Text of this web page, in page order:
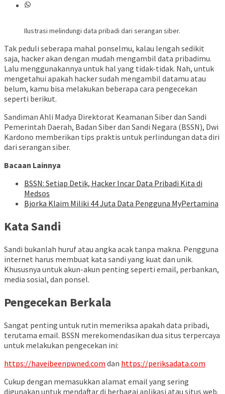
Ilustrasi melindungi data pribadi dari serangan siber.
Tak peduli seberapa mahal ponselmu, kalau lengah sedikit
saja, hacker akan dengan mudah mengambil data pribadimu.
Lalu menggunakannya untuk hal yang tidak-tidak. Nah, untuk
mengetahui apakah hacker sudah mengambil datamu atau
belum, kamu bisa melakukan beberapa cara pengecekan
seperti berikut.
Sandiman Ahli Madya Direktorat Keamanan Siber dan Sandi
Pemerintah Daerah, Badan Siber dan Sandi Negara (BSSN), Dwi
Kardono memberikan tips praktis untuk perlindungan data diri
dari serangan siber.
Bacaan Lainnya
BSSN: Setiap Detik, Hacker Incar Data Pribadi Kita di
Medsos
Bjorka Klaim Miliki 44 Juta Data Pengguna MyPertamina
Kata Sandi
Sandi bukanlah huruf atau angka acak tanpa makna. Pengguna
internet harus membuat kata sandi yang kuat dan unik.
Khususnya untuk akun-akun penting seperti email, perbankan,
media sosial, dan ponsel.
Pengecekan Berkala
Sangat penting untuk rutin memeriksa apakah data pribadi,
terutama email. BSSN merekomendasikan dua situs terpercaya
untuk melakukan pengecekan ini:
https://haveibeenpwned.com dan https://periksadata.com
Cukup dengan memasukkan alamat email yang sering
digunakan untuk mendaftar di berbagai aplikasi atau situs web.